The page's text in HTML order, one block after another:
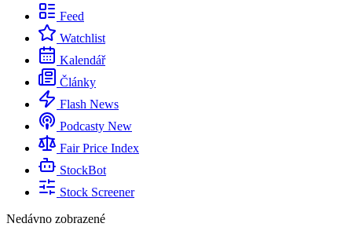
Feed
Watchlist
Kalendář
Články
Flash News
Podcasty New
Fair Price Index
StockBot
Stock Screener
Nedávno zobrazené